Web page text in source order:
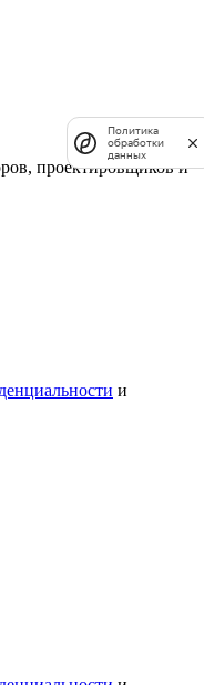
проектировщиков и
и
Политика
обработки
данных